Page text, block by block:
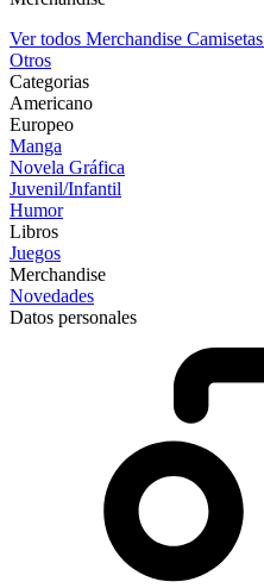
Ver todos Merchandise Camisetas
Otros
Categorias
Americano
Europeo
Manga
Novela Gráfica
Juvenil/Infantil
Humor
Libros
Juegos
Merchandise
Novedades
Datos personales